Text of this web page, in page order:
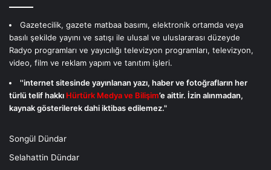
Gazetecilik, gazete matbaa basımı, elektronik ortamda veya
basılı şekilde yayını ve satışı ile ulusal ve uluslararası düzeyde
Radyo programları ve yayıcılığı televizyon programları, televizyon,
video, film ve reklam yapım ve tanıtım işleri.
''internet sitesinde yayınlanan yazı, haber ve fotoğrafların her
türlü telif hakkı Hürtürk Medya ve Bilişim’e aittir. İzin alınmadan,
kaynak gösterilerek dahi iktibas edilemez."
Songül Dündar
Selahattin Dündar